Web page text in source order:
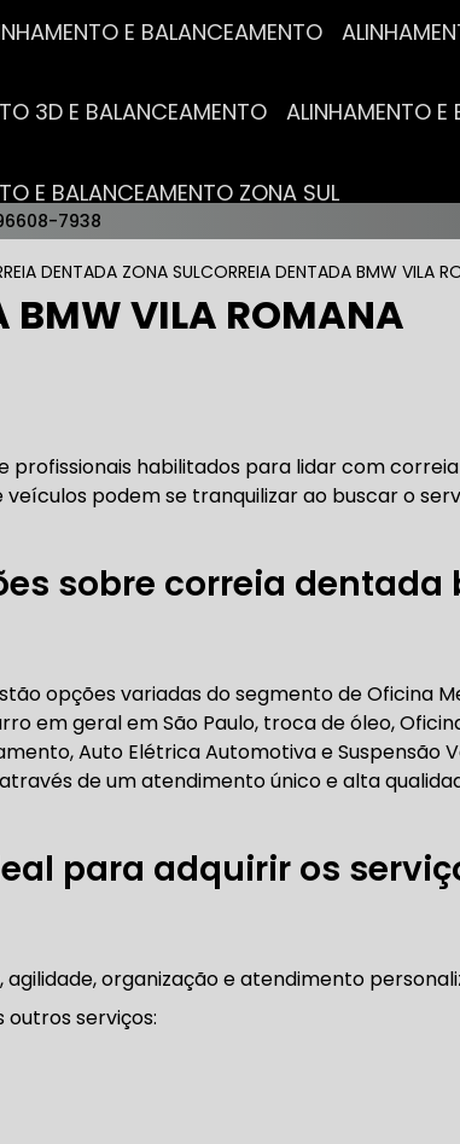
E BALANCEAMENTO
3D E BALANCEAMENTO ALINHAMENTO
E BALANCEAMENTO ZONA SUL
MAIS PRÓXIMO AUTO ELÉTRICA
TROCA DE BATERIA OFICINA AUTO
ABERTA HOJE AUTO ELÉTRICA
PRÓXIMO DE MIM AUTO ELÉTRICA SÃO
CORREIAS
DENTADA CORREIA DENTADA LAND
DENTADA DA LAND ROVER
BMW
7938
DENTADA ZONA SULCORREIA DENTADA BMW VILA
BMW VILA ROMANA
profissionais habilitados para lidar com
podem se tranquilizar ao buscar o
sobre correia dentada
opções variadas do segmento de Oficina
em geral em São Paulo, troca de óleo,
Auto Elétrica Automotiva e Suspensão
de um atendimento único e alta
para adquirir os
organização e atendimento
outros serviços: